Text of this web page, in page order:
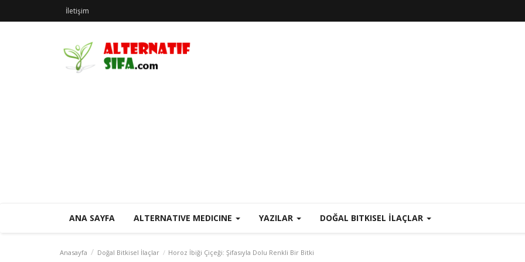
İletişim
ANA SAYFA ALTERNATIVE MEDICINE YAZILAR DOĞAL BITKISEL İLAÇLAR
Anasayfa Doğal Bitkisel İlaçlar Horoz İbiği Çiçeği: Şifasıyla Dolu Renkli Bir Bitki